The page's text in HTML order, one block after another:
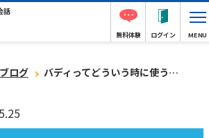
話
無料体験 ログイン MENU
ログ バディってどういう時に使う？英語での自然な使い方